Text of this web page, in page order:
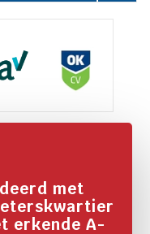
met
erkende A-